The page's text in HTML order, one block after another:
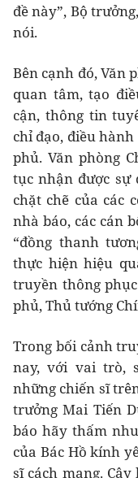
đề này”, Bộ
nói.
Bên cạnh đó, Văn
quan tâm, tạo
cận, thông tin
chỉ đạo, điều
phủ. Văn phòng
tục nhận được sự
chặt chẽ của các
nhà báo, các cán
“đồng thanh
thực hiện hiệu
truyền thông
phủ, Thủ tướng
Trong bối cảnh
nay, với vai trò,
những chiến sĩ
trưởng Mai Tiến
báo hãy thấm
của Bác Hồ kính
sĩ cách mạng.